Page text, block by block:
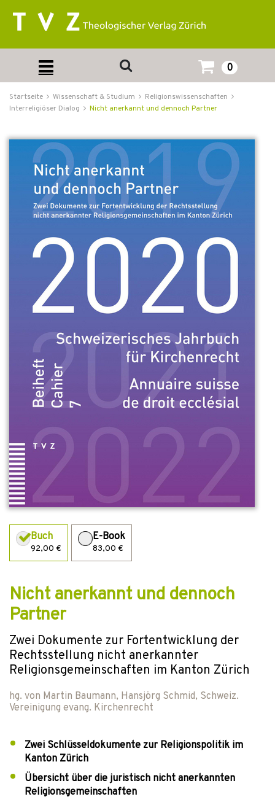
0
Startseite Wissenschaft & Studium
Religionswissenschaften
Interreligiöser Dialog
Nicht anerkannt und dennoch Partner
Buch
92,00 €
E-Book
83,00 €
Nicht anerkannt und dennoch
Partner
Zwei Dokumente zur Fortentwicklung der
Rechtsstellung nicht anerkannter
Religionsgemeinschaften im Kanton Zürich
hg. von Martin Baumann, Hansjörg Schmid, Schweiz.
Vereinigung evang. Kirchenrecht
Zwei Schlüsseldokumente zur Religionspolitik im
Kanton Zürich
Übersicht über die juristisch nicht anerkannten
Religionsgemeinschaften